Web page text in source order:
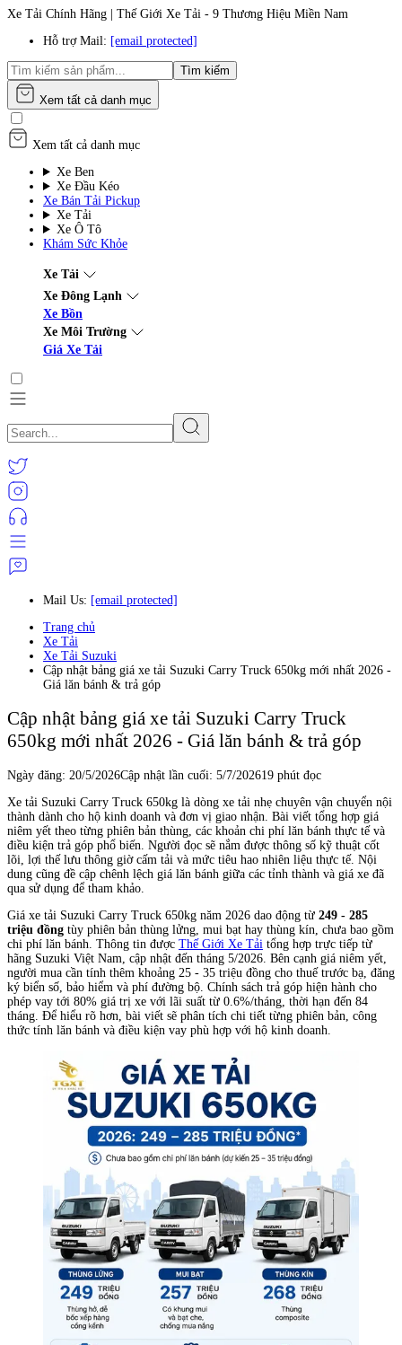
Xe Tải Chính Hãng | Thế Giới Xe Tải - 9 Thương Hiệu Miền Nam
Hỗ trợ Mail: [email protected]
Tìm kiếm
Xem tất cả danh mục
Xem tất cả danh mục
Xe Ben
Xe Đầu Kéo
Xe Bán Tải Pickup
Xe Tải
Xe Ô Tô
Khám Sức Khỏe
Xe Tải
Xe Đông Lạnh
Xe Bồn
Xe Môi Trường
Giá Xe Tải
Mail Us: [email protected]
Trang chủ
Xe Tải
Xe Tải Suzuki
Cập nhật bảng giá xe tải Suzuki Carry Truck 650kg mới nhất 2026 -
Giá lăn bánh & trả góp
Cập nhật bảng giá xe tải Suzuki Carry Truck
650kg mới nhất 2026 - Giá lăn bánh & trả góp
Ngày đăng: 20/5/2026Cập nhật lần cuối: 5/7/202619 phút đọc
Xe tải Suzuki Carry Truck 650kg là dòng xe tải nhẹ chuyên vận chuyển nội
thành dành cho hộ kinh doanh và đơn vị giao nhận. Bài viết tổng hợp giá
niêm yết theo từng phiên bản thùng, các khoản chi phí lăn bánh thực tế và
điều kiện trả góp phổ biến. Người đọc sẽ nắm được thông số kỹ thuật cốt
lõi, lợi thế lưu thông giờ cấm tải và mức tiêu hao nhiên liệu thực tế. Nội
dung cũng đề cập chênh lệch giá lăn bánh giữa các tỉnh thành và giá xe đã
qua sử dụng để tham khảo.
Giá xe tải Suzuki Carry Truck 650kg năm 2026 dao động từ 249 - 285
triệu đồng tùy phiên bản thùng lửng, mui bạt hay thùng kín, chưa bao gồm
chi phí lăn bánh. Thông tin được Thế Giới Xe Tải tổng hợp trực tiếp từ
hãng Suzuki Việt Nam, cập nhật đến tháng 5/2026. Bên cạnh giá niêm yết,
người mua cần tính thêm khoảng 25 - 35 triệu đồng cho thuế trước bạ, đăng
ký biển số, bảo hiểm và phí đường bộ. Chính sách trả góp hiện hành cho
phép vay tới 80% giá trị xe với lãi suất từ 0.6%/tháng, thời hạn đến 84
tháng. Để hiểu rõ hơn, bài viết sẽ phân tích chi tiết từng phiên bản, công
thức tính lăn bánh và điều kiện vay phù hợp với hộ kinh doanh.